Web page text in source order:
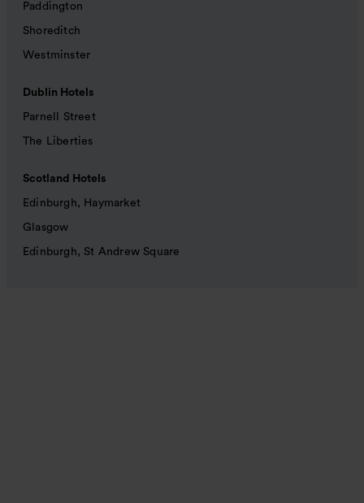
Paddington
Shoreditch
Westminster
Dublin Hotels
Parnell Street
The Liberties
Scotland Hotels
Edinburgh, Haymarket
Glasgow
Edinburgh, St Andrew Square